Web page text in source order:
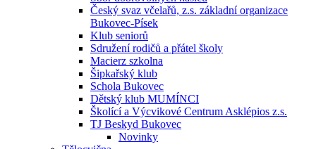
Český svaz včelařů, z.s. základní organizace
Bukovec-Písek
Klub seniorů
Sdružení rodičů a přátel školy
Macierz szkolna
Šipkařský klub
Schola Bukovec
Dětský klub MUMÍNCI
Školící a Výcvikové Centrum Asklépios z.s.
TJ Beskyd Bukovec
Novinky